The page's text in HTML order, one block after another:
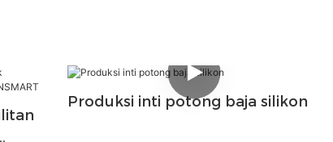
Produksi inti potong baja silikon